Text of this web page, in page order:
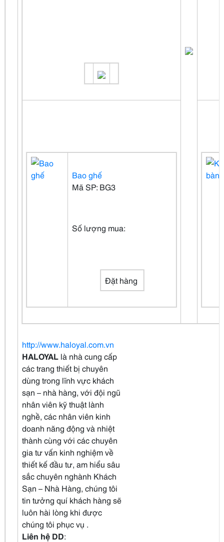
Bao ghế
Mã SP: BG3
Số lượng mua:
Đặt hàng
http://www.haloyal.com.vn
HALOYAL là nhà cung cấp
các trang thiết bị chuyên
dùng trong lĩnh vực khách
sạn – nhà hàng, với đội ngũ
nhân viên kỹ thuật lành
nghề, các nhân viên kinh
doanh năng động và nhiệt
thành cùng với các chuyên
gia tư vấn kinh nghiệm về
thiết kế đầu tư, am hiểu sâu
sắc chuyên nghành Khách
Sạn – Nhà Hàng, chúng tôi
tin tưởng quí khách hàng sẽ
luôn hài lòng khi được
chúng tôi phục vụ .
Liên hệ DD: